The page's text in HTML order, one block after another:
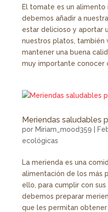
El tomate es un alimento
debemos añadir a
estar delicioso y aportar
nuestros platos, también
mantener una buena
muy importante conocer
Meriendas saludables
por Miriam_mood359
ecológicas
La merienda es una
alimentación de los más
ello, para cumplir con
debemos preparar
que les permitan